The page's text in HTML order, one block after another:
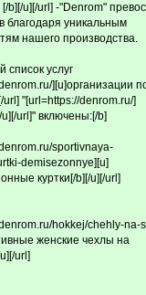
b][/u][/url] -"Denrom"
благодаря уникальным
нашего производства.
список услуг
][u]организации
"[url=https://denrom.ru/]
url]" включены:[/b]
sportivnaya-
demisezonnye][u]
куртки[/b][/u][/url]
hokkej/chehly-na-
женские чехлы на
url]